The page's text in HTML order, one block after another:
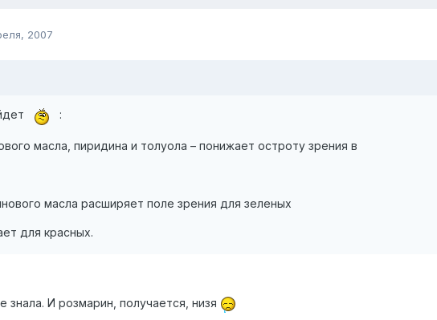
2007
:
масла, пиридина и толуола – понижает остроту зрения в
масла расширяет поле зрения для зеленых
для красных.
знала. И розмарин, получается, низя